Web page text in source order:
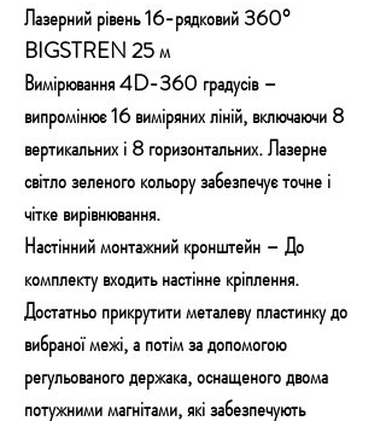
Лазерний рівень 16-рядковий 360°
BIGSTREN 25 м
Вимірювання 4D-360 градусів –
випромінює 16 виміряних ліній, включаючи 8
вертикальних і 8 горизонтальних. Лазерне
світло зеленого кольору забезпечує точне і
чітке вирівнювання.
Настінний монтажний кронштейн – До
комплекту входить настінне кріплення.
Достатньо прикрутити металеву пластинку до
вибраної межі, а потім за допомогою
регульованого держака, оснащеного двома
потужними магнітами, які забезпечують